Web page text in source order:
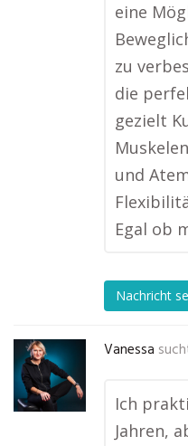
eine
zu
die
gezielt
und
Egal ob
Nachricht
Vanessa
Ich
Jahren,